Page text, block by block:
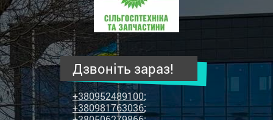
-
продаж
сільськогосподарської
техніки
та
запчастин
Дзвоніть зараз!
+380952489100;
+380981763036;